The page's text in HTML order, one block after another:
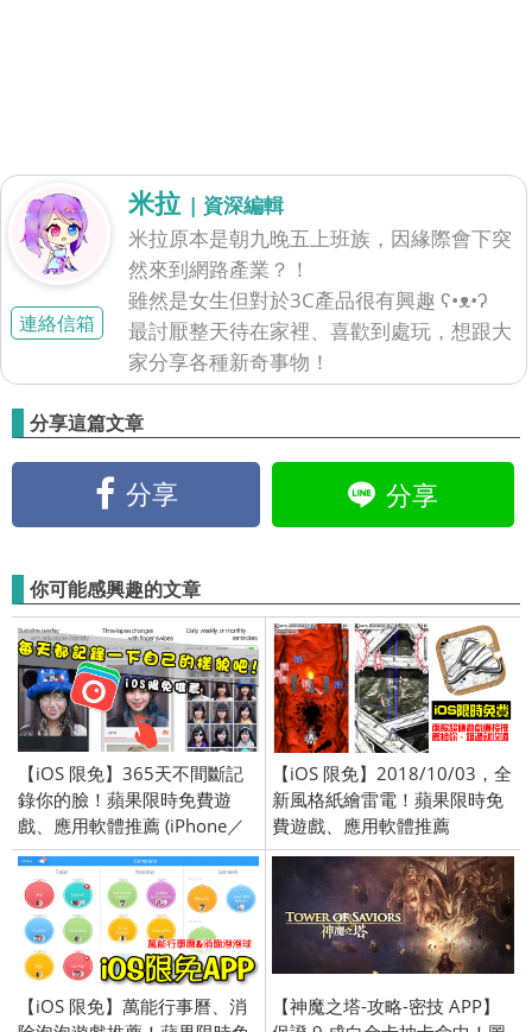
連絡信箱
米拉 | 資深編輯
米拉原本是朝九晚五上班族，因緣際會下突
然來到網路產業？！
雖然是女生但對於3C產品很有興趣 ʕ•ᴥ•ʔ
最討厭整天待在家裡、喜歡到處玩，想跟大
家分享各種新奇事物！
分享這篇文章
分享 分享
你可能感興趣的文章
【iOS 限免】365天不間斷記
錄你的臉！蘋果限時免費遊
戲、應用軟體推薦 (iPhone／
iPad) 2018/1/29
【iOS 限免】2018/10/03，全
新風格紙繪雷電！蘋果限時免
費遊戲、應用軟體推薦
(iPhone／iPad)
【iOS 限免】萬能行事曆、消
【神魔之塔-攻略-密技 APP】